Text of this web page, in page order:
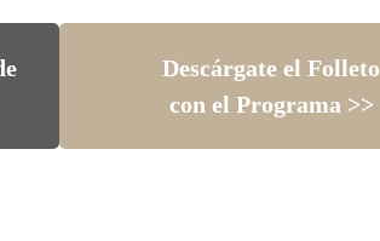
Descárgate el Folleto
con el Programa >>